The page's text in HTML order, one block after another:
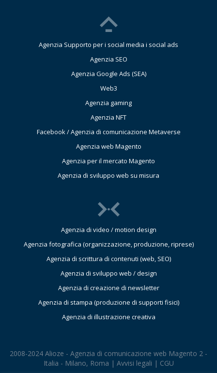
Agenzia Supporto per i social media i social ads
Agenzia SEO
Agenzia Google Ads (SEA)
Web3
Agenzia gaming
Agenzia NFT
Facebook / Agenzia di comunicazione Metaverse
Agenzia web Magento
Agenzia per il mercato Magento
Agenzia di sviluppo web su misura
Agenzia di video / motion design
Agenzia fotografica (organizzazione, produzione, riprese)
Agenzia di scrittura di contenuti (web, SEO)
Agenzia di sviluppo web / design
Agenzia di creazione di newsletter
Agenzia di stampa (produzione di supporti fisici)
Agenzia di illustrazione creativa
2008-2024 Alioze - Agenzia di comunicazione web Magento 2 -
Italia - Milano, Roma | Avvisi legali | CGU